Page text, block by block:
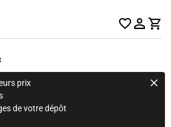
prix
de votre dépôt